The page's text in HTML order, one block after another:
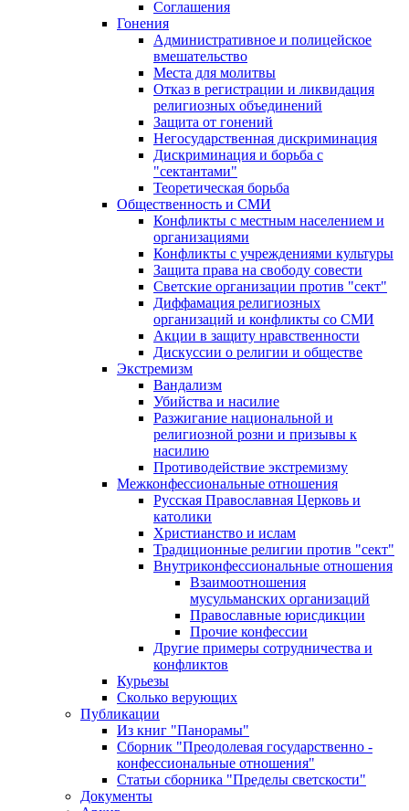
Соглашения
Гонения
Административное и полицейское
вмешательство
Места для молитвы
Отказ в регистрации и ликвидация
религиозных объединений
Защита от гонений
Негосударственная дискриминация
Дискриминация и борьба с
"сектантами"
Теоретическая борьба
Общественность и СМИ
Конфликты с местным населением и
организациями
Конфликты с учреждениями культуры
Защита права на свободу совести
Светские организации против "сект"
Диффамация религиозных
организаций и конфликты со СМИ
Акции в защиту нравственности
Дискуссии о религии и обществе
Экстремизм
Вандализм
Убийства и насилие
Разжигание национальной и
религиозной розни и призывы к
насилию
Противодействие экстремизму
Межконфессиональные отношения
Русская Православная Церковь и
католики
Христианство и ислам
Традиционные религии против "сект"
Внутриконфессиональные отношения
Взаимоотношения
мусульманских организаций
Православные юрисдикции
Прочие конфессии
Другие примеры сотрудничества и
конфликтов
Курьезы
Сколько верующих
Публикации
Из книг "Панорамы"
Сборник "Преодолевая государственно -
конфессиональные отношения"
Статьи сборника "Пределы светскости"
Документы